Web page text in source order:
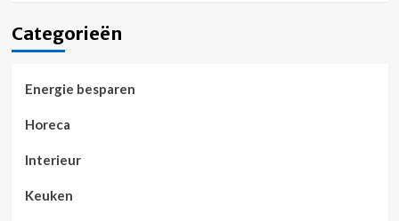
Categorieën
Energie besparen
Horeca
Interieur
Keuken